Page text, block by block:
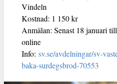
Vindeln
Kostnad: 1 150 kr
Anmälan: Senast 18 januari
online
Info: sv.se/avdelningar/sv-
baka-surdegsbrod-70553